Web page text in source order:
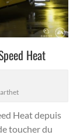
Heat
Heat depuis
toucher du